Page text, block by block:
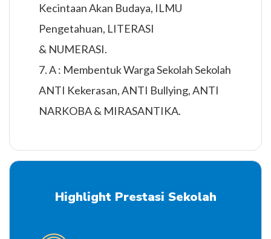
Kecintaan Akan Budaya, ILMU
Pengetahuan, LITERASI
& NUMERASI.
7. A : Membentuk Warga Sekolah Sekolah
ANTI Kekerasan, ANTI Bullying, ANTI
NARKOBA & MIRASANTIKA.
Highlight Prestasi Sekolah